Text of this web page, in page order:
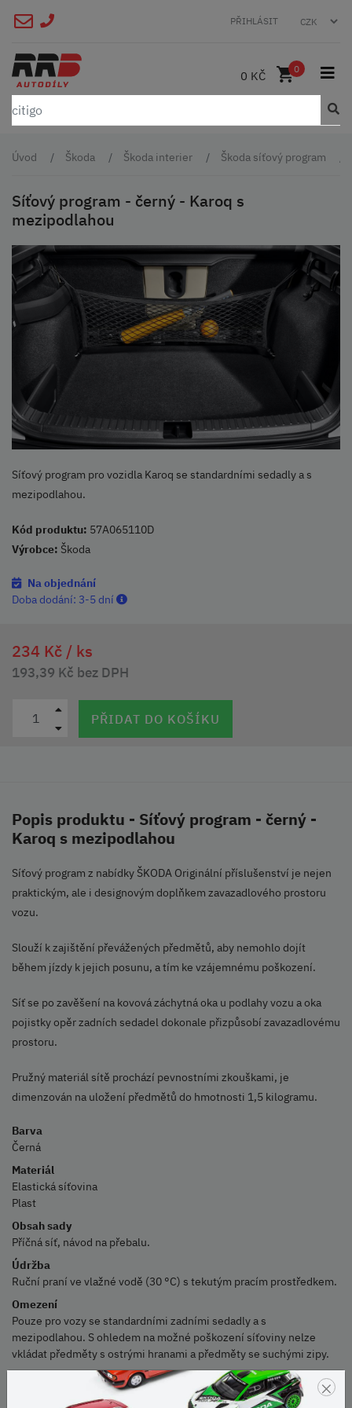
PŘIHLÁSIT
0 KČ 0
Úvod Škoda Škoda interier Škoda síťový program
Síťový program - černý - Karoq s
mezipodlahou
Síťový program pro vozidla Karoq se standardními sedadly a s
mezipodlahou.
Kód produktu: 57A065110D
Výrobce: Škoda
Na objednání
Doba dodání: 3-5 dní
234 Kč / ks
193,39 Kč bez DPH
PŘIDAT DO KOŠÍKU
Popis produktu - Síťový program - černý -
Karoq s mezipodlahou
Síťový program z nabídky ŠKODA Originální příslušenství je nejen
praktickým, ale i designovým doplňkem zavazadlového prostoru
vozu.
Slouží k zajištění převážených předmětů, aby nemohlo dojít
během jízdy k jejich posunu, a tím ke vzájemnému poškození.
Síť se po zavěšení na kovová záchytná oka u podlahy vozu a oka
pojistky opěr zadních sedadel dokonale přizpůsobí zavazadlovému
prostoru.
Pružný materiál sítě prochází pevnostními zkouškami, je
dimenzován na uložení předmětů do hmotnosti 1,5 kilogramu.
Barva
Černá
Materiál
Elastická síťovina
Plast
Obsah sady
Příčná síť, návod na přebalu.
Údržba
Ruční praní ve vlažné vodě (30 °C) s tekutým pracím prostředkem.
Omezení
Pouze pro vozy se standardními zadními sedadly a s
mezipodlahou. S ohledem na možné poškození síťoviny nelze
vkládat předměty s ostrými hranami a předměty se suchými zipy.
×